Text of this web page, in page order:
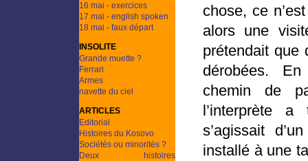
16 mai - exercices
17 mai - english spoken
18 mai - faux départ
INSOLITE
Grande muette ?
Ferrari
Armes
navette du ciel
ARTICLES
Editorial
Histoires du Kosovo
Sociétés ou minorités ?
Deux histoires
chose, ce
alors une
prétendait que
dérobées.
chemin de
l’interprète
s’agissait
installé à une